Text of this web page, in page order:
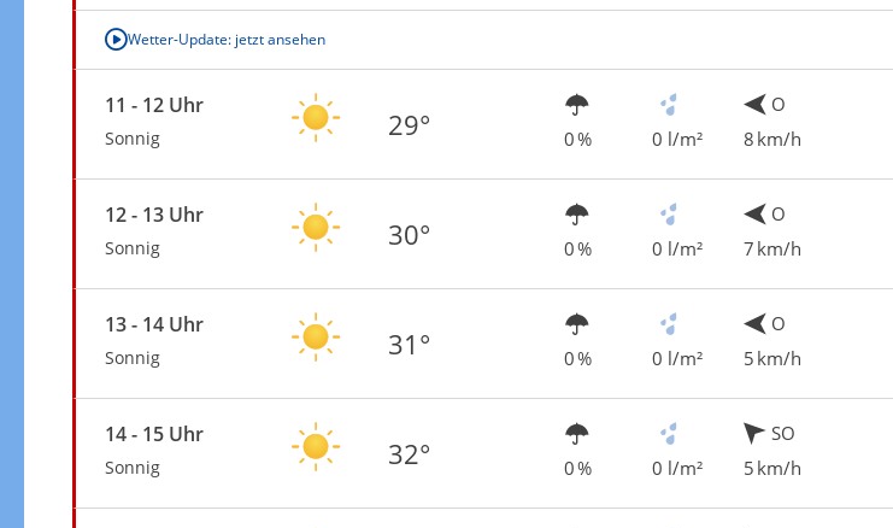
Wetter-Update: jetzt ansehen
11 - 12 Uhr
Sonnig 29° 0 % 0 l/m²
O
8 km/h
12 - 13 Uhr
Sonnig 30° 0 % 0 l/m²
O
7 km/h
13 - 14 Uhr
Sonnig 31° 0 % 0 l/m²
O
5 km/h
14 - 15 Uhr
Sonnig 32° 0 % 0 l/m²
SO
5 km/h